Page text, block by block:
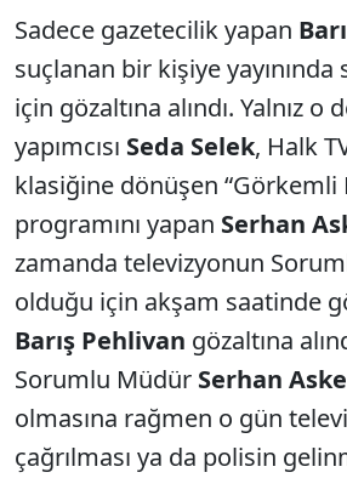
Sadece gazetecilik yapan
suçlanan bir kişiye yayınında
için gözaltına alındı. Yalnız
yapımcısı Seda Selek, Halk
klasiğine dönüşen “Görkemli
programını yapan Serhan
zamanda televizyonun
olduğu için akşam saatinde
Barış Pehlivan gözaltına
Sorumlu Müdür Serhan Aske
olmasına rağmen o gün
çağrılması ya da polisin